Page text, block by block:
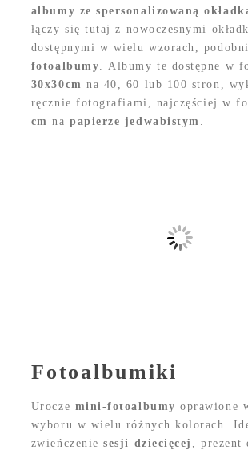
albumy ze spersonalizowaną
łączy się tutaj z nowoczesnymi
dostępnymi w wielu wzorach,
fotoalbumy. Albumy te dostępne w
30x30cm na 40, 60 lub 100 stron,
ręcznie fotografiami, najczęściej w
cm napapierze jedwabistym .
Fotoalbumiki
Urocze mini-fotoalbumy oprawione
wyboru w wielu różnych kolorach.
zwieńczeniesesji dziecięcej
,